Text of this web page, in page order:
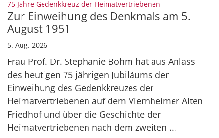
75 Jahre Gedenkkreuz der Heimatvertriebenen
Zur Einweihung des Denkmals am 5.
August 1951
5. Aug. 2026
Frau Prof. Dr. Stephanie Böhm hat aus Anlass
des heutigen 75 jährigen Jubiläums der
Einweihung des Gedenkkreuzes der
Heimatvertriebenen auf dem Viernheimer Alten
Friedhof und über die Geschichte der
Heimatvertriebenen nach dem zweiten ...